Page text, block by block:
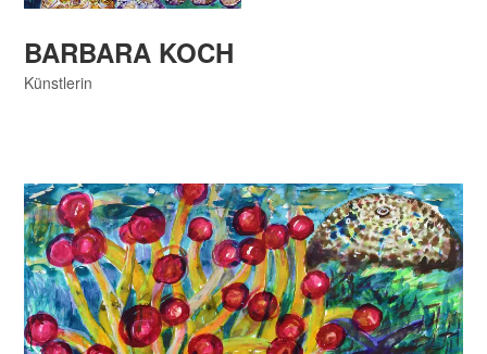
BARBARA KOCH
Künstlerin